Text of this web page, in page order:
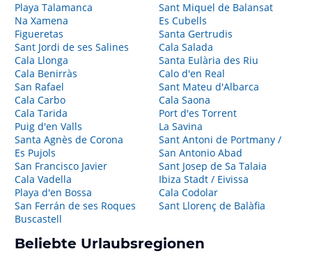
Playa Talamanca
Na Xamena
Figueretas
Sant Jordi de ses Salines
Cala Llonga
Cala Benirràs
San Rafael
Cala Carbo
Cala Tarida
Puig d'en Valls
Santa Agnès de Corona
Es Pujols
San Francisco Javier
Cala Vadella
Playa d'en Bossa
San Ferrán de ses Roques
Buscastell
Sant Miquel de Balansat
Es Cubells
Santa Gertrudis
Cala Salada
Santa Eulària des Riu
Calo d'en Real
Sant Mateu d'Albarca
Cala Saona
Port d'es Torrent
La Savina
Sant Antoni de Portmany /
San Antonio Abad
Sant Josep de Sa Talaia
Ibiza Stadt / Eivissa
Cala Codolar
Sant Llorenç de Balàfia
Beliebte Urlaubsregionen